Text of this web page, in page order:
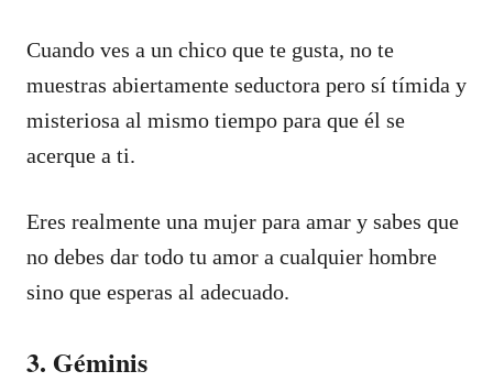
Cuando ves a un chico que te gusta, no te
muestras abiertamente seductora pero sí tímida y
misteriosa al mismo tiempo para que él se
acerque a ti.
Eres realmente una mujer para amar y sabes que
no debes dar todo tu amor a cualquier hombre
sino que esperas al adecuado.
3. Géminis